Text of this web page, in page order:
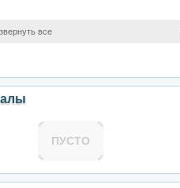
все
ПУСТО